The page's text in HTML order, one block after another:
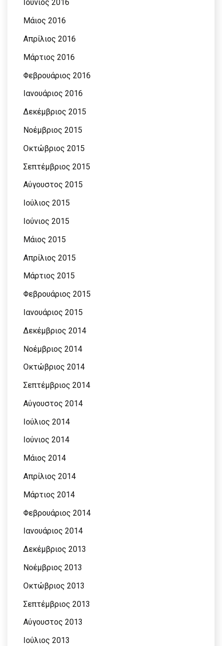
Ιούνιος 2016
Μάιος 2016
Απρίλιος 2016
Μάρτιος 2016
Φεβρουάριος 2016
Ιανουάριος 2016
Δεκέμβριος 2015
Νοέμβριος 2015
Οκτώβριος 2015
Σεπτέμβριος 2015
Αύγουστος 2015
Ιούλιος 2015
Ιούνιος 2015
Μάιος 2015
Απρίλιος 2015
Μάρτιος 2015
Φεβρουάριος 2015
Ιανουάριος 2015
Δεκέμβριος 2014
Νοέμβριος 2014
Οκτώβριος 2014
Σεπτέμβριος 2014
Αύγουστος 2014
Ιούλιος 2014
Ιούνιος 2014
Μάιος 2014
Απρίλιος 2014
Μάρτιος 2014
Φεβρουάριος 2014
Ιανουάριος 2014
Δεκέμβριος 2013
Νοέμβριος 2013
Οκτώβριος 2013
Σεπτέμβριος 2013
Αύγουστος 2013
Ιούλιος 2013